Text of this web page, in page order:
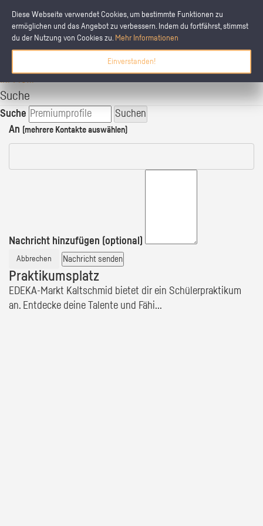
Diese Webseite verwendet Cookies, um bestimmte Funktionen zu
ermöglichen und das Angebot zu verbessern. Indem du fortfährst, stimmst
du der Nutzung von Cookies zu. Mehr Informationen
Einverstanden!
schülerpraktikum.de
Ihr Profil
Suche
Suche
Suchen
An (mehrere Kontakte auswählen)
Nachricht hinzufügen (optional)
Abbrechen Nachricht senden
Praktikumsplatz
EDEKA-Markt Kaltschmid bietet dir ein Schülerpraktikum
an. Entdecke deine Talente und Fähi...